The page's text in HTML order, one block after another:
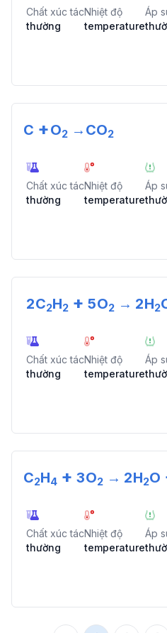
Chất xúc tác
thường
Nhiệt độ
temperature
Áp
C +O2 →CO2
Chất xúc tác
thường
Nhiệt độ
temperature
Áp
2C2H2 + 5O2 → 2H2
Chất xúc tác
thường
Nhiệt độ
temperature
Áp
C2H4 + 3O2 → 2H2O
Chất xúc tác
thường
Nhiệt độ
temperature
Áp